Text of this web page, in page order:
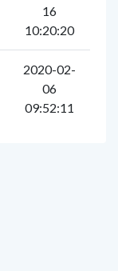
16
10:20:20
2020-02-
06
09:52:11